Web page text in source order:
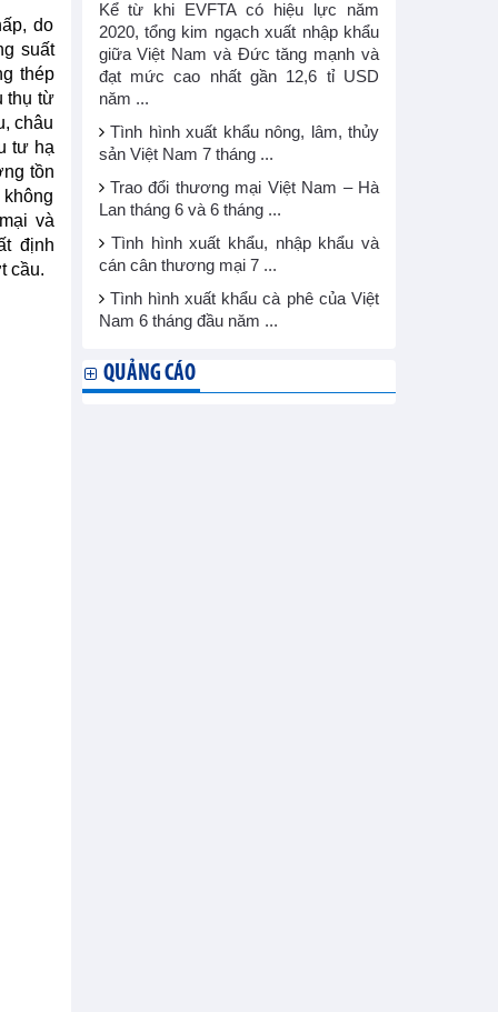
do
suất
thép
thụ từ
châu
tư hạ
tồn
và
định
cầu.
Kể từ khi EVFTA có hiệu lực năm
2020, tổng kim ngạch xuất nhập khẩu
giữa Việt Nam và Đức tăng mạnh và
đạt mức cao nhất gần 12,6 tỉ USD
năm ...
Tình hình xuất khẩu nông, lâm, thủy
sản Việt Nam 7 tháng ...
Trao đổi thương mại Việt Nam – Hà
Lan tháng 6 và 6 tháng ...
Tình hình xuất khẩu, nhập khẩu và
cán cân thương mại 7 ...
Tình hình xuất khẩu cà phê của Việt
Nam 6 tháng đầu năm ...
QUẢNG CÁO